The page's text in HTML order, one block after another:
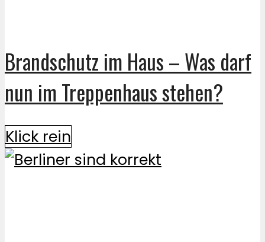
Brandschutz im Haus – Was darf
nun im Treppenhaus stehen?
Klick rein